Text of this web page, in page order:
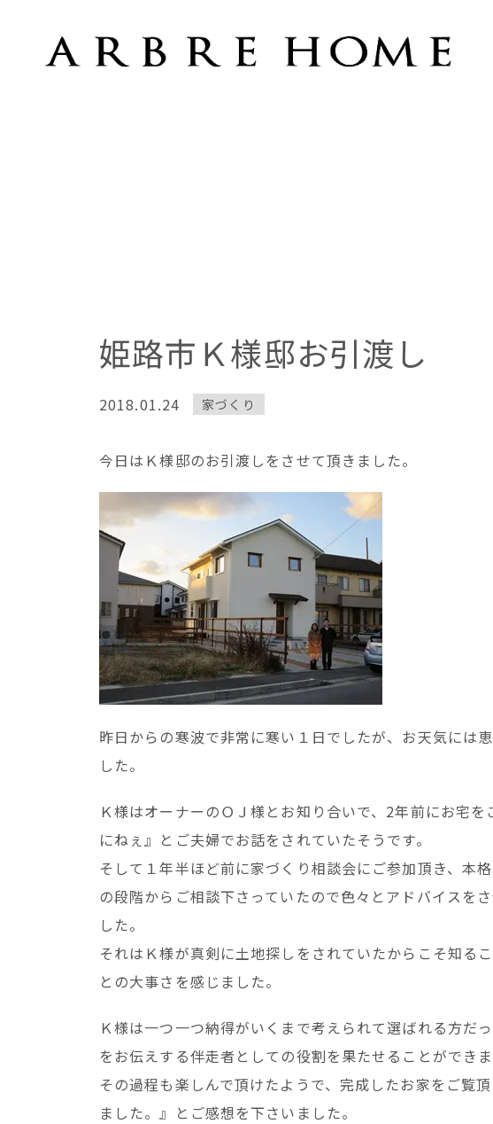
姫路市Ｋ様邸お引渡し
2018.01.24 家づくり
今日はＫ様邸のお引渡しをさせて頂きました。
昨日からの寒波で非常に寒い１日でしたが、お天気には
した。
Ｋ様はオーナーのＯＪ様とお知り合いで、2年前にお宅
にねぇ』とご夫婦でお話をされていたそうです。
そして１年半ほど前に家づくり相談会にご参加頂き、本
の段階からご相談下さっていたので色々とアドバイスを
した。
それはＫ様が真剣に土地探しをされていたからこそ知る
との大事さを感じました。
Ｋ様は一つ一つ納得がいくまで考えられて選ばれる方だ
をお伝えする伴走者としての役割を果たせることができま
その過程も楽しんで頂けたようで、完成したお家をご覧
ました。』とご感想を下さいました。